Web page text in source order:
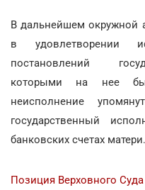
В дальнейшем окружной
в удовлетворении
постановлений
которыми на нее
неисполнение
государственный
банковских счетах матери.
Позиция Верховного Суда